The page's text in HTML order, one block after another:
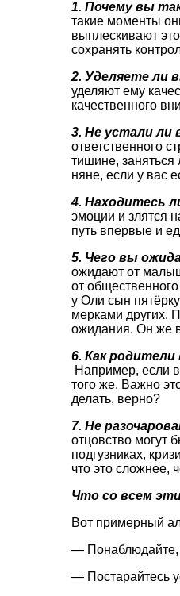
1. Почему вы
такие моменты
выплескивают
сохранять
2. Уделяете ли
уделяют ему
качественного
3. Не устали ли
ответственного
тишине,
няне, если у вас
4. Находитесь
эмоции и злятся
путь впервые и
5. Чего вы
ожидают от
от
у Оли сын
мерками других.
ожидания. Он же
6. Как родители
Например, если
того же. Важно
делать, верно?
7. Не
отцовство могут
подгузниках,
что это сложнее,
Что со всем
Вот примерный
— Понаблюдайте,
— Постарайтесь